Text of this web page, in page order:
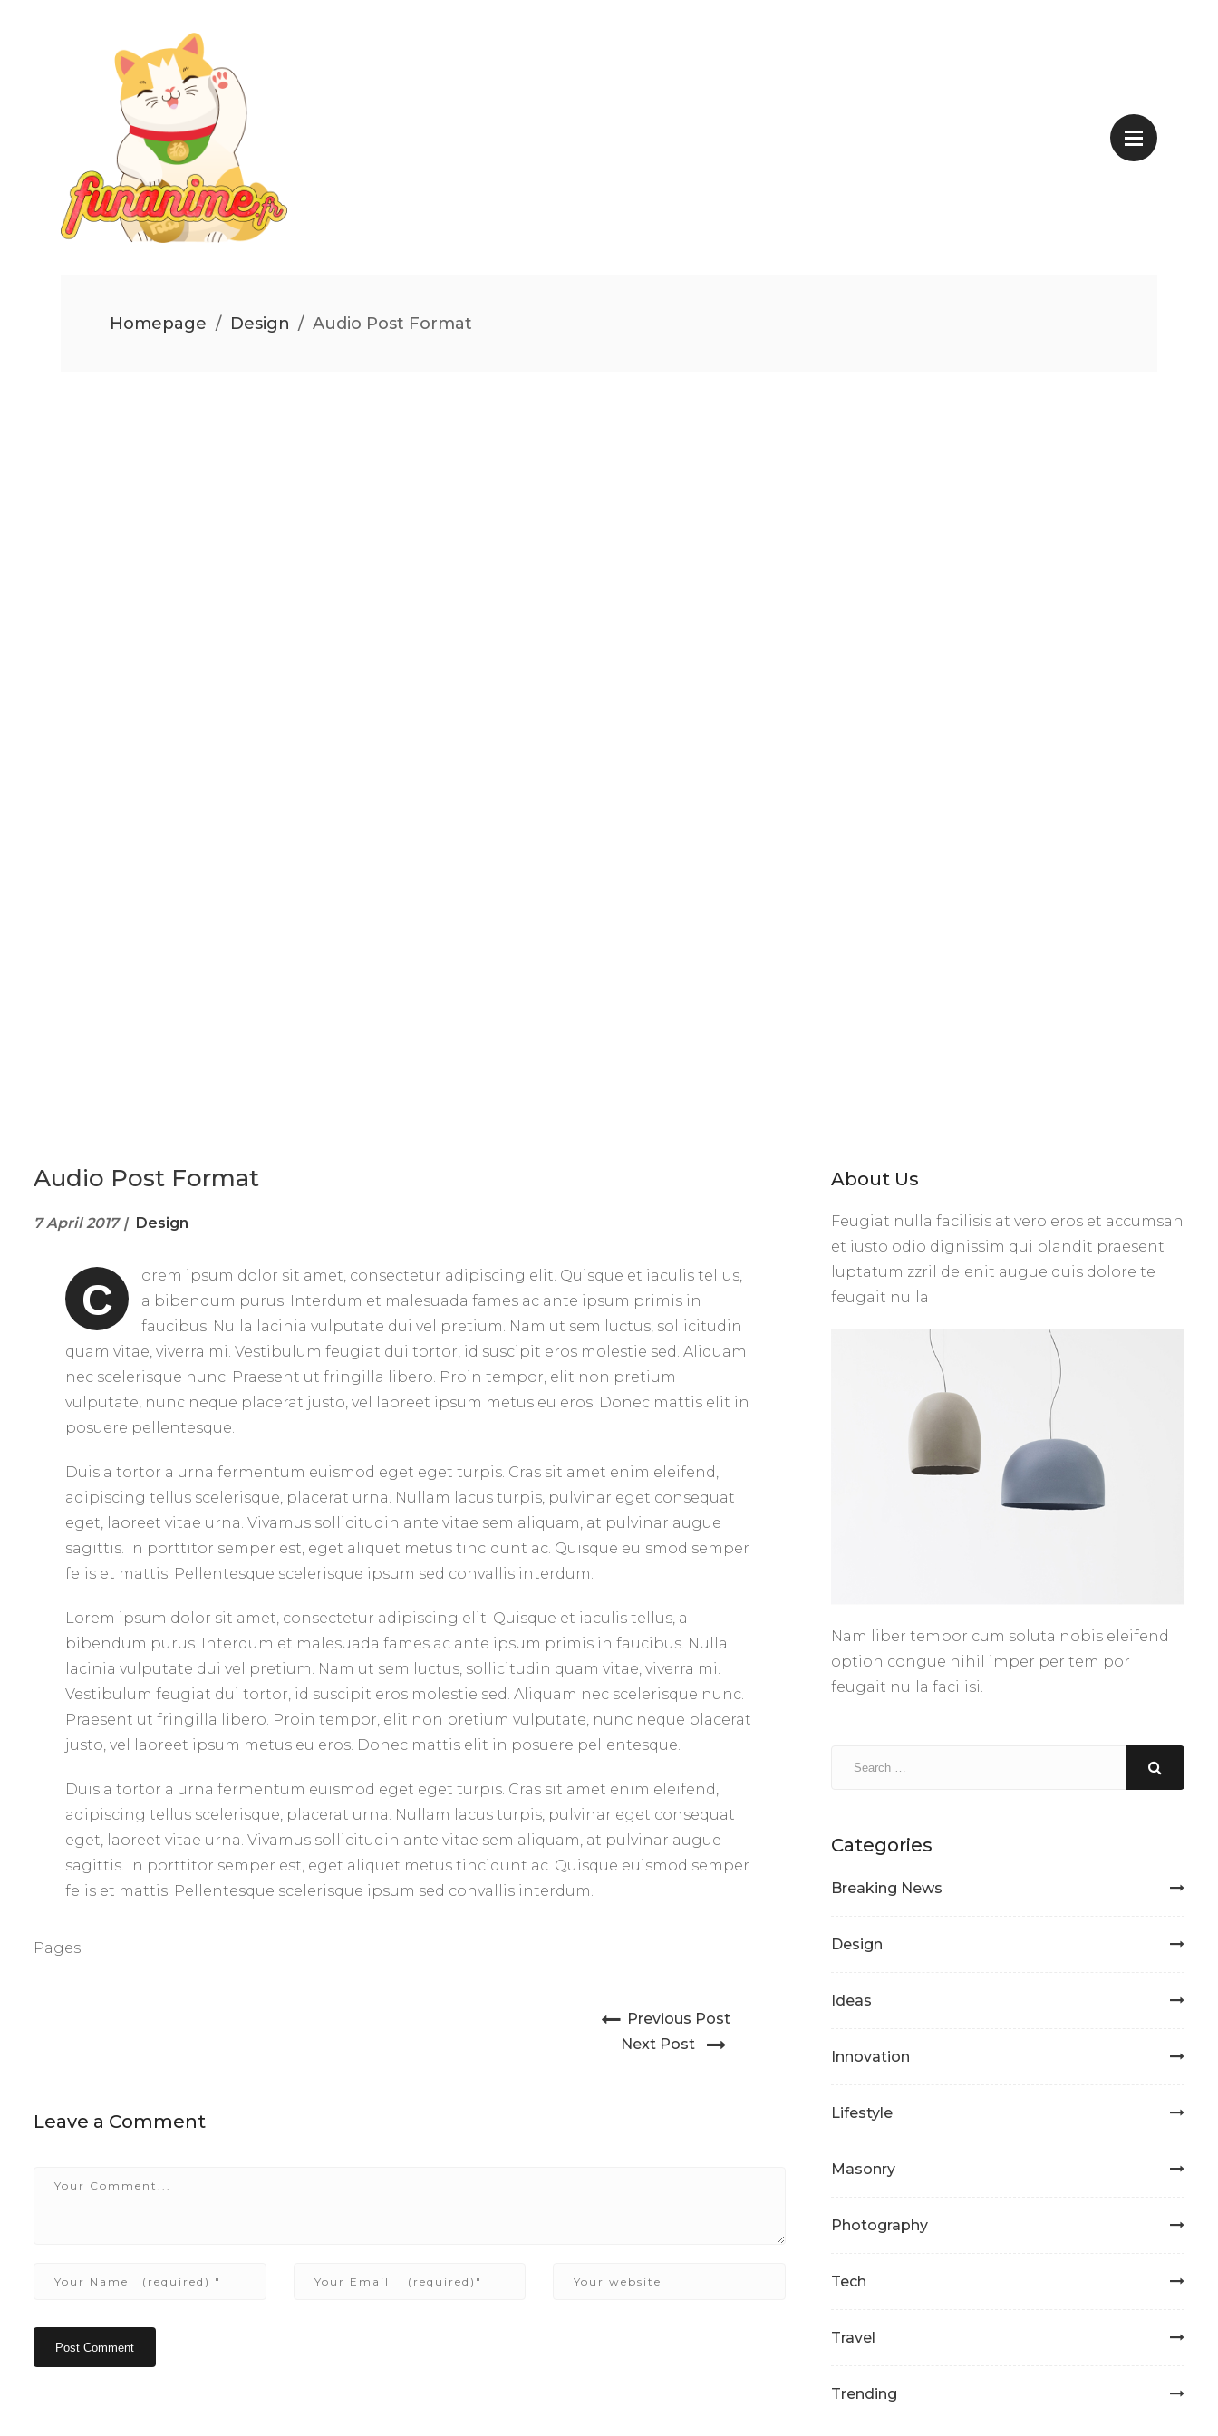
Homepage / Design / Audio Post Format
Audio Post Format
7 April 2017 Design
C
orem ipsum dolor sit amet, consectetur adipiscing elit. Quisque et iaculis tellus,
a bibendum purus. Interdum et malesuada fames ac ante ipsum primis in
faucibus. Nulla lacinia vulputate dui vel pretium. Nam ut sem luctus, sollicitudin
quam vitae, viverra mi. Vestibulum feugiat dui tortor, id suscipit eros molestie sed. Aliquam
nec scelerisque nunc. Praesent ut fringilla libero. Proin tempor, elit non pretium
vulputate, nunc neque placerat justo, vel laoreet ipsum metus eu eros. Donec mattis elit in
posuere pellentesque.
Duis a tortor a urna fermentum euismod eget eget turpis. Cras sit amet enim eleifend,
adipiscing tellus scelerisque, placerat urna. Nullam lacus turpis, pulvinar eget consequat
eget, laoreet vitae urna. Vivamus sollicitudin ante vitae sem aliquam, at pulvinar augue
sagittis. In porttitor semper est, eget aliquet metus tincidunt ac. Quisque euismod semper
felis et mattis. Pellentesque scelerisque ipsum sed convallis interdum.
Lorem ipsum dolor sit amet, consectetur adipiscing elit. Quisque et iaculis tellus, a
bibendum purus. Interdum et malesuada fames ac ante ipsum primis in faucibus. Nulla
lacinia vulputate dui vel pretium. Nam ut sem luctus, sollicitudin quam vitae, viverra mi.
Vestibulum feugiat dui tortor, id suscipit eros molestie sed. Aliquam nec scelerisque nunc.
Praesent ut fringilla libero. Proin tempor, elit non pretium vulputate, nunc neque placerat
justo, vel laoreet ipsum metus eu eros. Donec mattis elit in posuere pellentesque.
Duis a tortor a urna fermentum euismod eget eget turpis. Cras sit amet enim eleifend,
adipiscing tellus scelerisque, placerat urna. Nullam lacus turpis, pulvinar eget consequat
eget, laoreet vitae urna. Vivamus sollicitudin ante vitae sem aliquam, at pulvinar augue
sagittis. In porttitor semper est, eget aliquet metus tincidunt ac. Quisque euismod semper
felis et mattis. Pellentesque scelerisque ipsum sed convallis interdum.
Pages:
Post navigation
Previous Post
Next Post
Leave a Comment
About Us
Feugiat nulla facilisis at vero eros et accumsan
et iusto odio dignissim qui blandit praesent
luptatum zzril delenit augue duis dolore te
feugait nulla
Nam liber tempor cum soluta nobis eleifend
option congue nihil imper per tem por
feugait nulla facilisi.
Categories
Breaking News
Design
Ideas
Innovation
Lifestyle
Masonry
Photography
Tech
Travel
Trending